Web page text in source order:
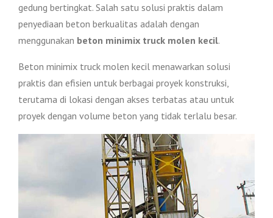
gedung bertingkat. Salah satu solusi praktis dalam
penyediaan beton berkualitas adalah dengan
menggunakan beton minimix truck molen kecil.
Beton minimix truck molen kecil menawarkan solusi
praktis dan efisien untuk berbagai proyek konstruksi,
terutama di lokasi dengan akses terbatas atau untuk
proyek dengan volume beton yang tidak terlalu besar.